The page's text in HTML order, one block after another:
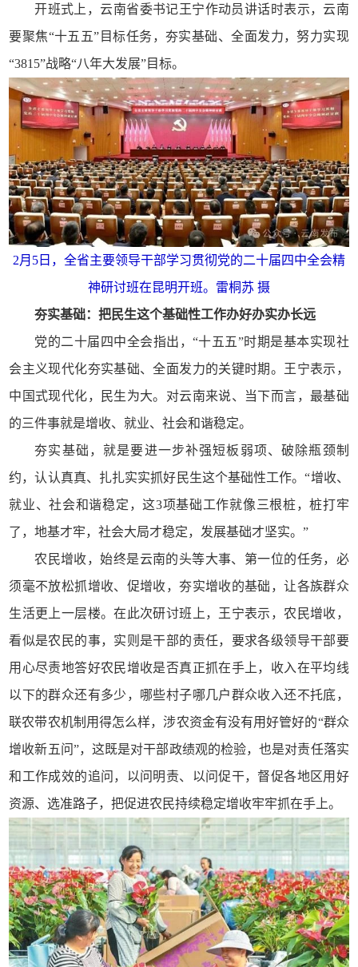
开班式上，云南省委书记王宁作动员讲话时表示，云南
要聚焦“十五五”目标任务，夯实基础、全面发力，努力实现
“3815”战略“八年大发展”目标。
2月5日，全省主要领导干部学习贯彻党的二十届四中全会精
神研讨班在昆明开班。雷桐苏 摄
夯实基础：把民生这个基础性工作办好办实办长远
党的二十届四中全会指出，“十五五”时期是基本实现社
会主义现代化夯实基础、全面发力的关键时期。王宁表示，
中国式现代化，民生为大。对云南来说、当下而言，最基础
的三件事就是增收、就业、社会和谐稳定。
夯实基础，就是要进一步补强短板弱项、破除瓶颈制
约，认认真真、扎扎实实抓好民生这个基础性工作。“增收、
就业、社会和谐稳定，这3项基础工作就像三根桩，桩打牢
了，地基才牢，社会大局才稳定，发展基础才坚实。”
农民增收，始终是云南的头等大事、第一位的任务，必
须毫不放松抓增收、促增收，夯实增收的基础，让各族群众
生活更上一层楼。在此次研讨班上，王宁表示，农民增收，
看似是农民的事，实则是干部的责任，要求各级领导干部要
用心尽责地答好农民增收是否真正抓在手上，收入在平均线
以下的群众还有多少，哪些村子哪几户群众收入还不托底，
联农带农机制用得怎么样，涉农资金有没有用好管好的“群众
增收新五问”，这既是对干部政绩观的检验，也是对责任落实
和工作成效的追问，以问明责、以问促干，督促各地区用好
资源、选准路子，把促进农民持续稳定增收牢牢抓在手上。